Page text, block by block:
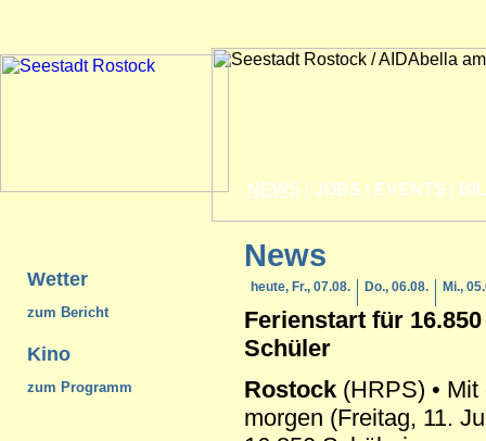
NEWS JOBS EVENTS
Wetter
zum Bericht
Kino
zum Programm
News
heute, Fr., 07.08. Do., 06.08. Mi.,
Ferienstart für
Schüler
Rostock (HRPS) •
morgen (Freitag, 11.